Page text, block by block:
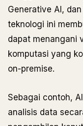
Generative AI,
teknologi ini
dapat menangani
komputasi yang
on-premise.
Sebagai contoh,
analisis data